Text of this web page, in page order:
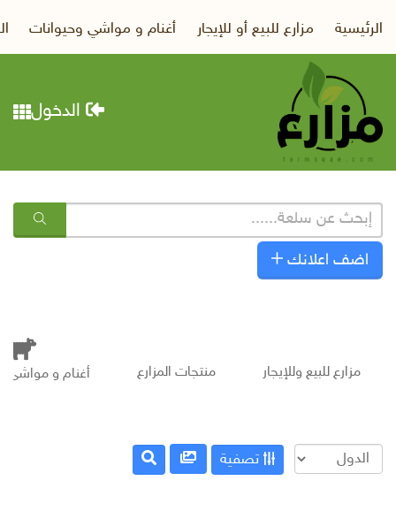
الرئيسية مزارع للبيع أو للإيجار أغنام و مواشي وحيوانات
الدخول
اضف اعلانك
مزارع للبيع وللإيجار منتجات المزارع أغنام و مواشى
تصفية